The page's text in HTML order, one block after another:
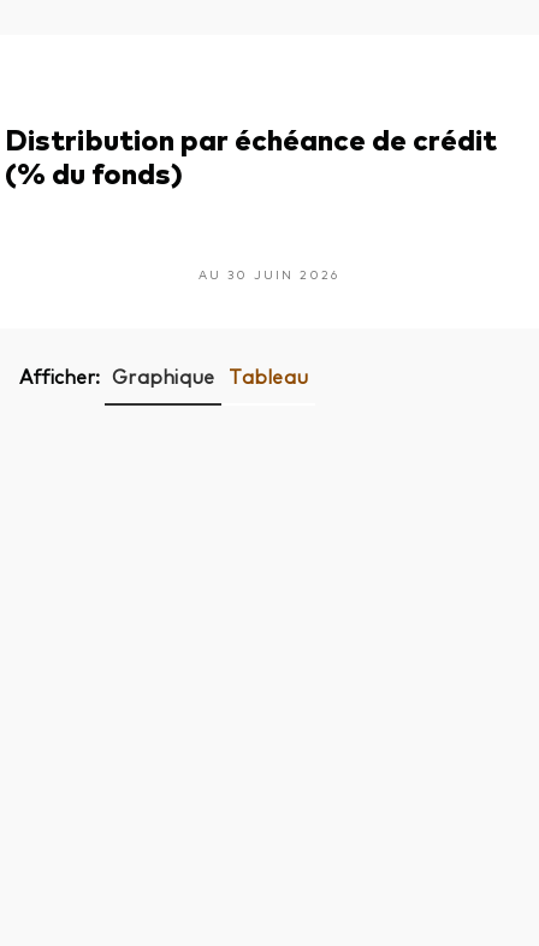
Distribution par échéance de crédit
(% du fonds)
AU 30 JUIN 2026
Afficher: Graphique Tableau